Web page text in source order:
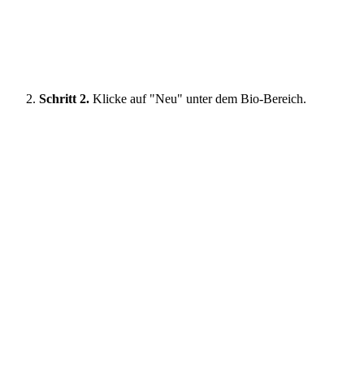
Schritt 2. Klicke auf "Neu" unter dem Bio-Bereich.